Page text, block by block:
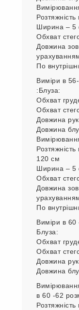
Ширина – 5
Обхват
Довжина
По
Виміри в
:Блуза:
Обхват
Обхват
Довжина
Довжина
120 см
Ширина – 5
Обхват
Довжина
По
Виміри в 60
Блуза:
Обхват
Обхват
Довжина
Довжина
в 60 -62